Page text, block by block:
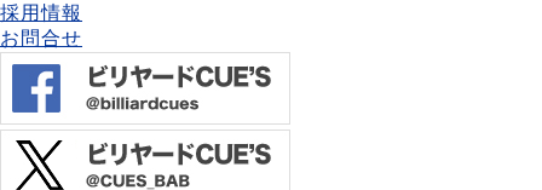
採用情報
お問合せ